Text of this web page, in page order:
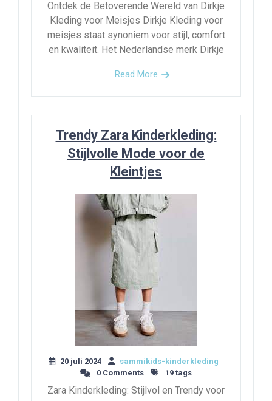
Ontdek de Betoverende Wereld van Dirkje
Kleding voor Meisjes Dirkje Kleding voor
meisjes staat synoniem voor stijl, comfort
en kwaliteit. Het Nederlandse merk Dirkje
Read More
Trendy Zara Kinderkleding:
Stijlvolle Mode voor de
Kleintjes
20 juli 2024
sammikids-kinderkleding
0 Comments
19 tags
Zara Kinderkleding: Stijlvol en Trendy voor